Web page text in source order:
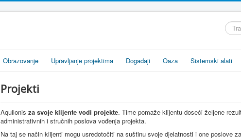
Traži
...
Obrazovanje Upravljanje projektima Događaji Oaza Sistemski alati
Projekti
Aquilonis za svoje klijente vodi projekte. Time pomaže klijentu doseći željene
administrativnih i stručnih poslova vođenja projekta.
Na taj se način klijenti mogu usredotočiti na suštinu svoje djelatnosti i one poslove za